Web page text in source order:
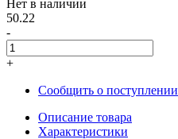
Нет в наличии
50.22
-
+
Сообщить о поступлении
Описание товара
Характеристики